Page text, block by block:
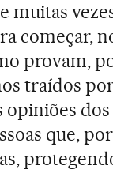
muitas
começar,
provam,
traídos
que,